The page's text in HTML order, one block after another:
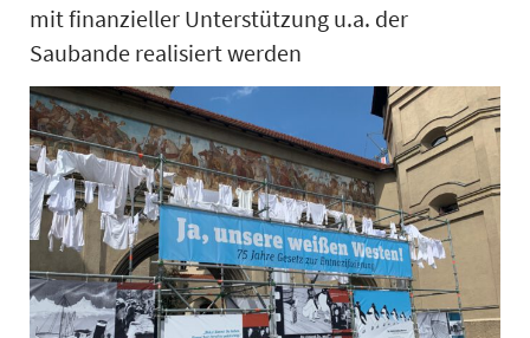
mit finanzieller Unterstützung u.a. der
Saubande realisiert werden